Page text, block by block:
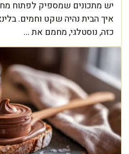
יש מתכונים שמספיק לפתוח
איך הבית נהיה שקט וחמים.
כזה, נוסטלגי, מחמם את ...